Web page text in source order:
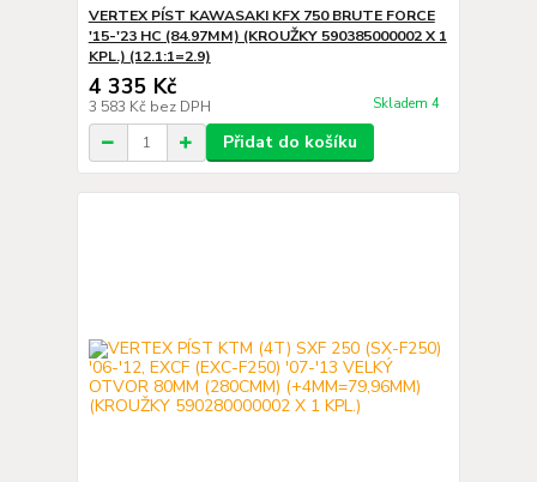
VERTEX PÍST KAWASAKI KFX 750 BRUTE FORCE
'15-'23 HC (84.97MM) (KROUŽKY 590385000002 X 1
KPL.) (12.1:1=2.9)
4 335 Kč
3 583 Kč bez DPH Skladem 4
Přidat do košíku